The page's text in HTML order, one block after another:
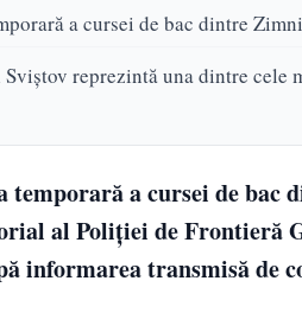
a cursei de bac dintre
reprezintă una dintre
a cursei de bac
al Poliției de Frontieră
informarea transmisă de